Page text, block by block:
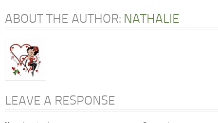
ABOUT THE AUTHOR: NATHALIE
LEAVE A RESPONSE